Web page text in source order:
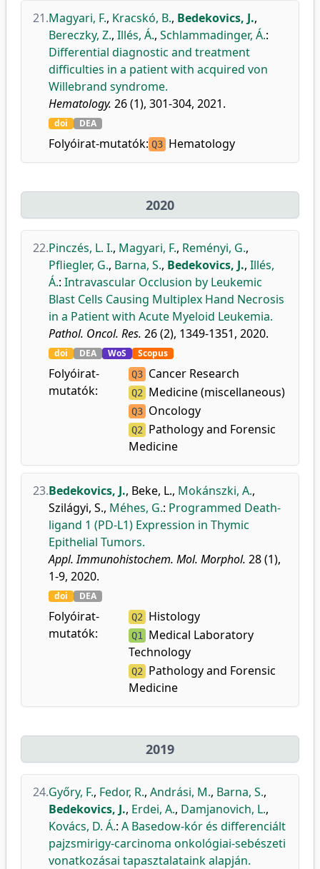
21.Magyari, F., Kracskó, B., Bedekovics, J.,
Bereczky, Z., Illés, Á., Schlammadinger, Á.:
Differential diagnostic and treatment
difficulties in a patient with acquired von
Willebrand syndrome.
Hematology. 26 (1), 301-304, 2021.
doi DEA
Folyóirat-mutatók: Q3 Hematology
2020
22.Pinczés, L. I., Magyari, F., Reményi, G.,
Pfliegler, G., Barna, S., Bedekovics, J., Illés,
Á.: Intravascular Occlusion by Leukemic
Blast Cells Causing Multiplex Hand Necrosis
in a Patient with Acute Myeloid Leukemia.
Pathol. Oncol. Res. 26 (2), 1349-1351, 2020.
doi DEA WoS Scopus
Folyóirat-
mutatók:
Q3 Cancer Research
Q2 Medicine (miscellaneous)
Q3 Oncology
Q2 Pathology and Forensic
Medicine
23.Bedekovics, J., Beke, L., Mokánszki, A.,
Szilágyi, S., Méhes, G.: Programmed Death-
ligand 1 (PD-L1) Expression in Thymic
Epithelial Tumors.
Appl. Immunohistochem. Mol. Morphol. 28 (1),
1-9, 2020.
doi DEA
Folyóirat-
mutatók:
Q2 Histology
Q1 Medical Laboratory
Technology
Q2 Pathology and Forensic
Medicine
2019
24.Győry, F., Fedor, R., Andrási, M., Barna, S.,
Bedekovics, J., Erdei, A., Damjanovich, L.,
Kovács, D. Á.: A Basedow-kór és differenciált
pajzsmirigy-carcinoma onkológiai-sebészeti
vonatkozásai tapasztalataink alapján.